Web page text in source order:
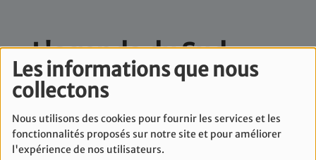
Les informations que nous
collectons
Nous utilisons des cookies pour fournir les services et les
fonctionnalités proposés sur notre site et pour améliorer
l'expérience de nos utilisateurs.
L'agenda du Sud -
Vendredi 25 Juillet